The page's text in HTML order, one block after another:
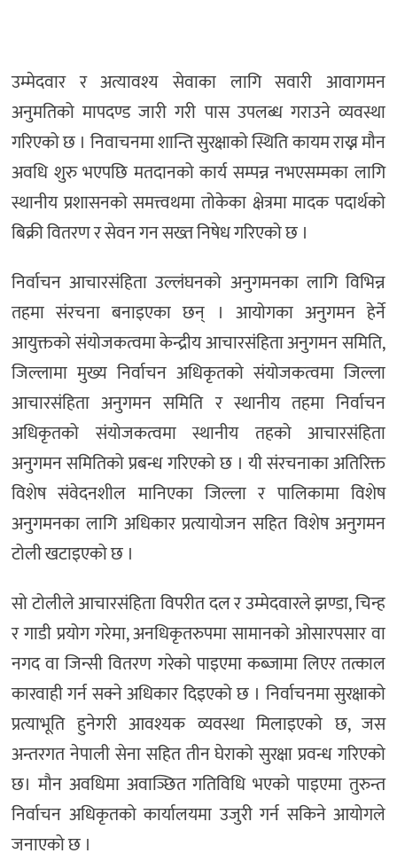
उम्मेदवार र अत्यावश्य सेवाका लागि सवारी आवागमन
अनुमतिको मापदण्ड जारी गरी पास उपलब्ध गराउने व्यवस्था
गरिएको छ । निवाचनमा शान्ति सुरक्षाको स्थिति कायम राख्न मौन
अवधि शुरु भएपछि मतदानको कार्य सम्पन्न नभएसम्मका लागि
स्थानीय प्रशासनको समत्त्वथमा तोकेका क्षेत्रमा मादक पदार्थको
बिक्री वितरण र सेवन गन सख्त निषेध गरिएको छ ।
निर्वाचन आचारसंहिता उल्लंघनको अनुगमनका लागि विभिन्न
तहमा संरचना बनाइएका छन् । आयोगका अनुगमन हेर्ने
आयुक्तको संयोजकत्वमा केन्द्रीय आचारसंहिता अनुगमन समिति,
जिल्लामा मुख्य निर्वाचन अधिकृतको संयोजकत्वमा जिल्ला
आचारसंहिता अनुगमन समिति र स्थानीय तहमा निर्वाचन
अधिकृतको संयोजकत्वमा स्थानीय तहको आचारसंहिता
अनुगमन समितिको प्रबन्ध गरिएको छ । यी संरचनाका अतिरिक्त
विशेष संवेदनशील मानिएका जिल्ला र पालिकामा विशेष
अनुगमनका लागि अधिकार प्रत्यायोजन सहित विशेष अनुगमन
टोली खटाइएको छ ।
सो टोलीले आचारसंहिता विपरीत दल र उम्मेदवारले झण्डा, चिन्ह
र गाडी प्रयोग गरेमा, अनधिकृतरुपमा सामानको ओसारपसार वा
नगद वा जिन्सी वितरण गरेको पाइएमा कब्जामा लिएर तत्काल
कारवाही गर्न सक्ने अधिकार दिइएको छ । निर्वाचनमा सुरक्षाको
प्रत्याभूति हुनेगरी आवश्यक व्यवस्था मिलाइएको छ, जस
अन्तरगत नेपाली सेना सहित तीन घेराको सुरक्षा प्रवन्ध गरिएको
छ। मौन अवधिमा अवाञ्छित गतिविधि भएको पाइएमा तुरुन्त
निर्वाचन अधिकृतको कार्यालयमा उजुरी गर्न सकिने आयोगले
जनाएको छ ।